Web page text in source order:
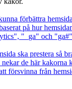
förbättra
på hur
"_ga" och "ga#"
ska prestera så
de här kakorna
försvinna från